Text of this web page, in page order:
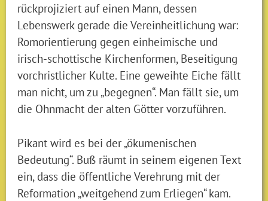
rückprojiziert auf einen Mann, dessen
Lebenswerk gerade die Vereinheitlichung war:
Romorientierung gegen einheimische und
irisch-schottische Kirchenformen, Beseitigung
vorchristlicher Kulte. Eine geweihte Eiche fällt
man nicht, um zu „begegnen“. Man fällt sie, um
die Ohnmacht der alten Götter vorzuführen.
Pikant wird es bei der „ökumenischen
Bedeutung“. Buß räumt in seinem eigenen Text
ein, dass die öffentliche Verehrung mit der
Reformation „weitgehend zum Erliegen“ kam.